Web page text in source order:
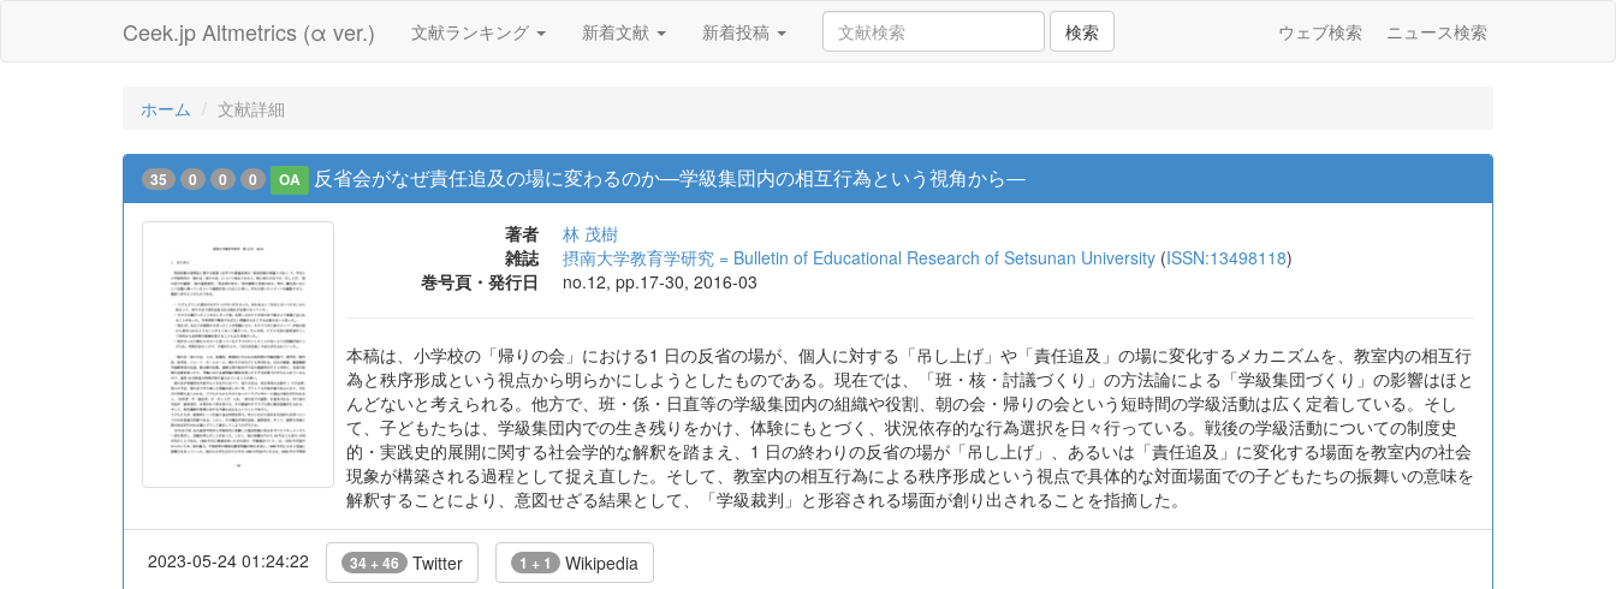
Ceek.jp Altmetrics (α ver.) 文献ランキング 新着文献 新着投稿 検索 ウェブ検索 ニュース検索
ホーム 文献詳細
35 0 0 0 OA 反省会がなぜ責任追及の場に変わるのか―学級集団内の相互行為という視角から―
著者
林 茂樹
雑誌
摂南大学教育学研究 = Bulletin of Educational Research of Setsunan University (ISSN:13498118)
巻号頁・発行日
no.12, pp.17-30, 2016-03
本稿は、小学校の「帰りの会」における1 日の反省の場が、個人に対する「吊し上げ」や「責任追及」の場に変化するメカニズムを、教室内の相互行
為と秩序形成という視点から明らかにしようとしたものである。現在では、「班・核・討議づくり」の方法論による「学級集団づくり」の影響はほと
んどないと考えられる。他方で、班・係・日直等の学級集団内の組織や役割、朝の会・帰りの会という短時間の学級活動は広く定着している。そし
て、子どもたちは、学級集団内での生き残りをかけ、体験にもとづく、状況依存的な行為選択を日々行っている。戦後の学級活動についての制度史
的・実践史的展開に関する社会学的な解釈を踏まえ、1 日の終わりの反省の場が「吊し上げ」、あるいは「責任追及」に変化する場面を教室内の社会
現象が構築される過程として捉え直した。そして、教室内の相互行為による秩序形成という視点で具体的な対面場面での子どもたちの振舞いの意味を
解釈することにより、意図せざる結果として、「学級裁判」と形容される場面が創り出されることを指摘した。
2023-05-24 01:24:22 34 + 46 Twitter 1 + 1 Wikipedia